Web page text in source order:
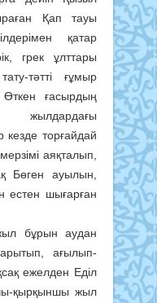
Қап тауы
қатар
грек ұлттары
тәтті ғұмыр
ғасырдың
жылдардағы
торғайдай
аяқталып,
Бөген ауылын,
естен шығарған
бұрын аудан
ағылып-
ежелден Еділ
қырқыншы жыл